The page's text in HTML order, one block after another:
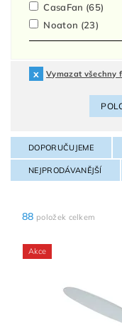
CasaFan (65)
Noaton (23)
Vymazat všechny
DOPORUČUJEME
NEJPRODÁVANĚJŠÍ
88 položek celkem
Akce